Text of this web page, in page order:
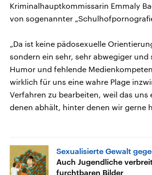
Kriminalhauptkommissarin Emmaly
von sogenannter
„Da ist keine pädosexuelle
sondern ein sehr, sehr abwegiger und
Humor und fehlende
wirklich für uns eine wahre Plage
Verfahren zu bearbeiten, weil das uns
denen abhält, hinter denen wir gerne
Sexualisierte Gewalt
Auch Jugendliche
furchtbaren Bilder